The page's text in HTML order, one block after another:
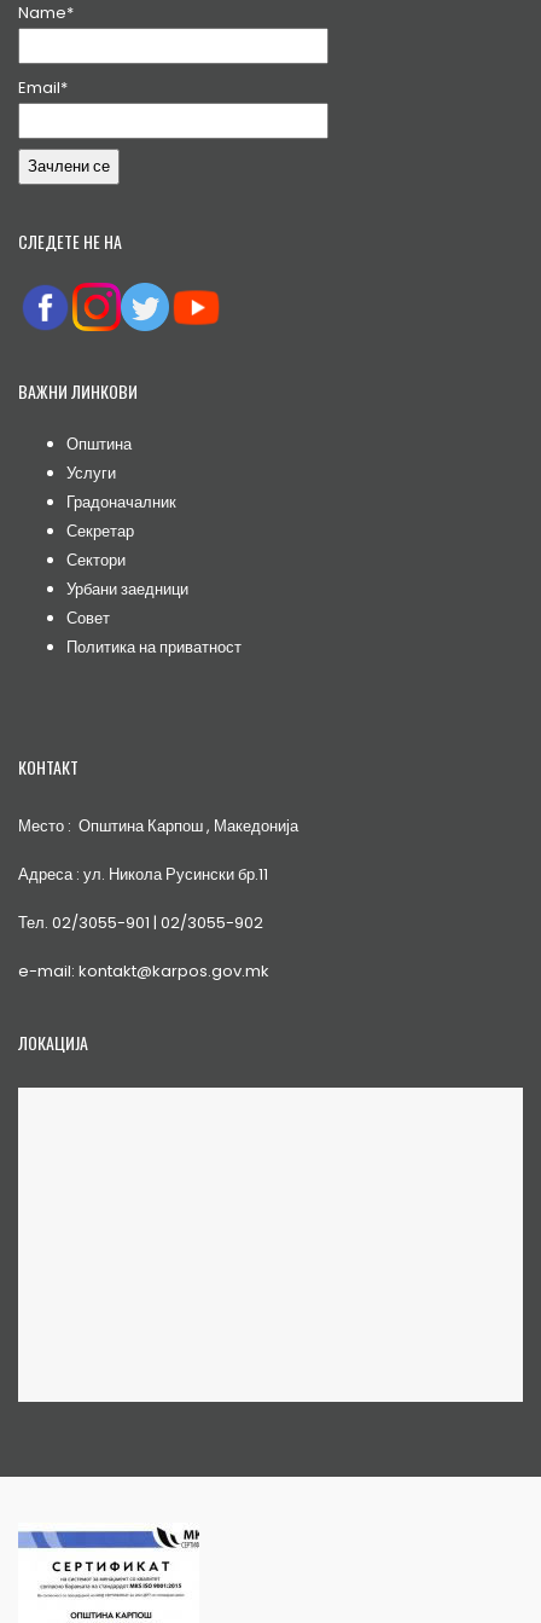
Name*
Email*
СЛЕДЕТЕ НЕ НА
ВАЖНИ ЛИНКОВИ
Општина
Услуги
Градоначалник
Секретар
Сектори
Урбани заедници
Совет
Политика на приватност
КОНТАКТ
Место : Општина Карпош , Македонија
Адреса : ул. Никола Русински бр.11
Тел. 02/3055-901 | 02/3055-902
e-mail: kontakt@karpos.gov.mk
ЛОКАЦИЈА